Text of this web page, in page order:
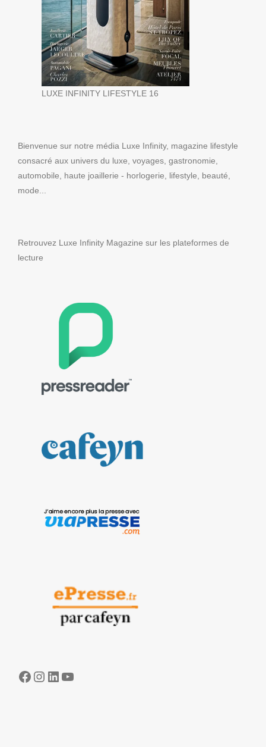
LUXE INFINITY LIFESTYLE 16
Bienvenue sur notre média Luxe Infinity, magazine lifestyle
consacré aux univers du luxe, voyages, gastronomie,
automobile, haute joaillerie - horlogerie, lifestyle, beauté,
mode...
Retrouvez Luxe Infinity Magazine sur les plateformes de
lecture
Facebook
Instagram
LinkedIn
YouTube